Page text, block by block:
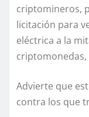
criptomineros,
licitación para
eléctrica a la
criptomonedas,
Advierte que
contra los que